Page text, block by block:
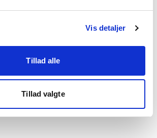
Vis detaljer
Tillad alle
Tillad valgte